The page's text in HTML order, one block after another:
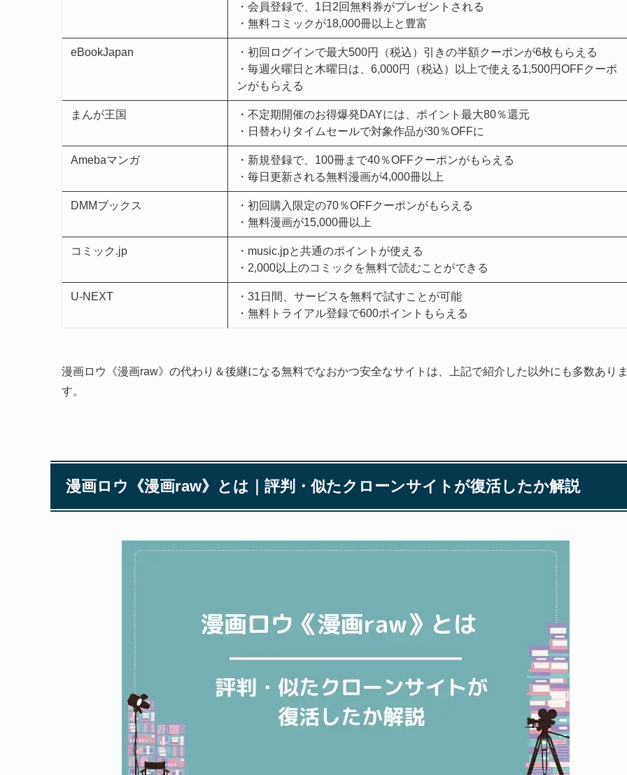
・会員登録で、1日2回無料券がプレゼントされる
・無料コミックが18,000冊以上と豊富
eBookJapan
・初回ログインで最大500円（税込）引きの半額クーポンが6枚もらえる
・毎週火曜日と木曜日は、6,000円（税込）以上で使える1,500円OFFクーポ
ンがもらえる
まんが王国
・不定期開催のお得爆発DAYには、ポイント最大80％還元
・日替わりタイムセールで対象作品が30％OFFに
Amebaマンガ
・新規登録で、100冊まで40％OFFクーポンがもらえる
・毎日更新される無料漫画が4,000冊以上
DMMブックス
・初回購入限定の70％OFFクーポンがもらえる
・無料漫画が15,000冊以上
コミック.jp
・music.jpと共通のポイントが使える
・2,000以上のコミックを無料で読むことができる
U-NEXT
・31日間、サービスを無料で試すことが可能
・無料トライアル登録で600ポイントもらえる
漫画ロウ《漫画raw》の代わり＆後継になる無料でなおかつ安全なサイトは、上記で紹介した以外にも多数あり
す。
漫画ロウ《漫画raw》とは｜評判・似たクローンサイトが復活したか解説